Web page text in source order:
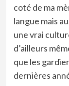
coté de ma
langue mais
une vrai
d’ailleurs
que les
dernières